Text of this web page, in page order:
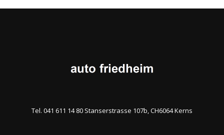
Tel. 041 611 14 80 Stanserstrasse 107b, CH6064 Kerns